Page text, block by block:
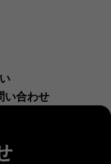
い合わせ